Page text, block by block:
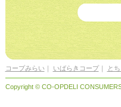
コープみらい ｜ いばらきコープ｜ と
Copyright © CO-OPDELI